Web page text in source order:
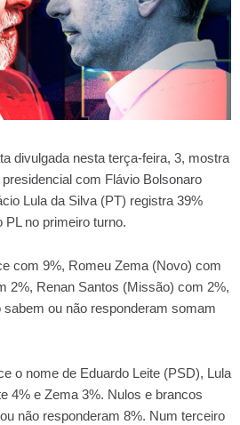
divulgada nesta terça-feira, 3, mostra
com Flávio Bolsonaro
Lula da Silva (PT) registra 39%
PL no primeiro turno.
com 9%, Romeu Zema (Novo) com
2%, Renan Santos (Missão) com 2%,
ou não responderam somam
o nome de Eduardo Leite (PSD), Lula
4% e Zema 3%. Nulos e brancos
não responderam 8%. Num terceiro